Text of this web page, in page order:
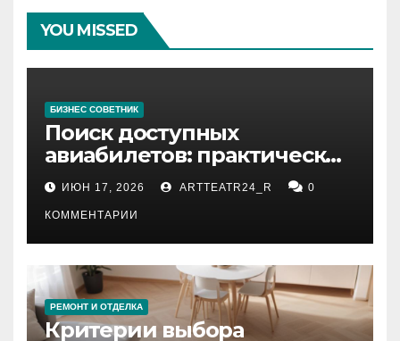
YOU MISSED
БИЗНЕС СОВЕТНИК
Поиск доступных
авиабилетов: практические
рекомендации
ИЮН 17, 2026 ARTTEATR24_R 0
КОММЕНТАРИИ
РЕМОНТ И ОТДЕЛКА
Критерии выбора